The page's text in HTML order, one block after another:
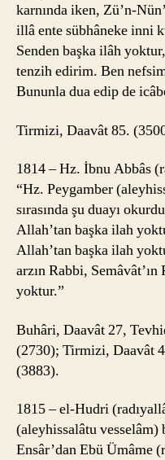
karnında iken, Zü’n-
illâ ente sübhâneke inni
Senden başka ilâh
tenzih edirim. Ben
Bununla dua edip de
Tirmizi, Daavât 85.
1814 – Hz. İbnu Abbâs
“Hz. Peygamber
sırasında şu duayı
Allah’tan başka ilah
Allah’tan başka ilah
arzın Rabbi,
yoktur.”
Buhâri, Daavât 27,
(2730); Tirmizi, Daavât
(3883).
1815 – el-Hudri
(aleyhissalâtu
Ensâr’dan Ebü Ümâme